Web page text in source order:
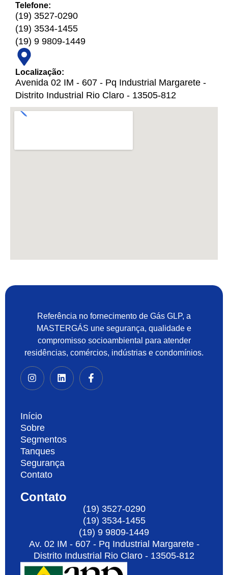
Telefone:
(19) 3527-0290
(19) 3534-1455
(19) 9 9809-1449
Localização:
Avenida 02 IM - 607 - Pq Industrial Margarete -
Distrito Industrial Rio Claro - 13505-812
Referência no fornecimento de Gás GLP, a
MASTERGÁS une segurança, qualidade e
compromisso socioambiental para atender
residências, comércios, indústrias e condomínios.
Início
Sobre
Segmentos
Tanques
Segurança
Contato
Contato
(19) 3527-0290
(19) 3534-1455
(19) 9 9809-1449
Av. 02 IM - 607 - Pq Industrial Margarete -
Distrito Industrial Rio Claro - 13505-812